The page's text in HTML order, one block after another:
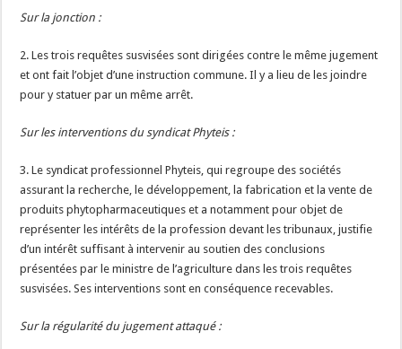
Sur la jonction :
2. Les trois requêtes susvisées sont dirigées contre le même jugement
et ont fait l’objet d’une instruction commune. Il y a lieu de les joindre
pour y statuer par un même arrêt.
Sur les interventions du syndicat Phyteis :
3. Le syndicat professionnel Phyteis, qui regroupe des sociétés
assurant la recherche, le développement, la fabrication et la vente de
produits phytopharmaceutiques et a notamment pour objet de
représenter les intérêts de la profession devant les tribunaux, justifie
d’un intérêt suffisant à intervenir au soutien des conclusions
présentées par le ministre de l’agriculture dans les trois requêtes
susvisées. Ses interventions sont en conséquence recevables.
Sur la régularité du jugement attaqué :